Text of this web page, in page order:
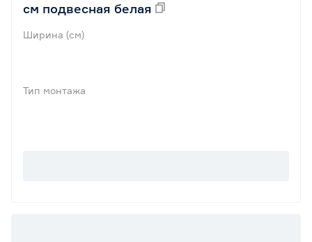
см подвесная белая
Ширина (см)
Тип монтажа